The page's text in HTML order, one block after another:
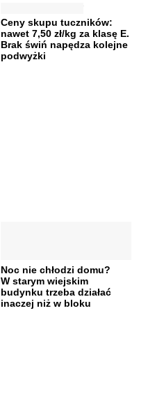
Ceny skupu tuczników:
nawet 7,50 zł/kg za klasę E.
Brak świń napędza kolejne
podwyżki
Noc nie chłodzi domu?
W starym wiejskim
budynku trzeba działać
inaczej niż w bloku